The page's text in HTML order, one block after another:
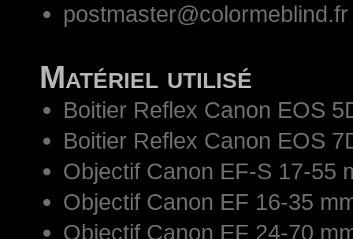
postmaster@colormeblind.fr
Matériel utilisé
Boitier Reflex Canon EOS
Boitier Reflex Canon EOS
Objectif Canon EF-S 17-55
Objectif Canon EF 16-35
Objectif Canon EF 24-70